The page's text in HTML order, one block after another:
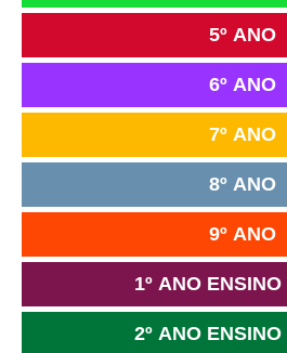
5º ANO
6º ANO
7º ANO
8º ANO
9º ANO
1º ANO
2º ANO